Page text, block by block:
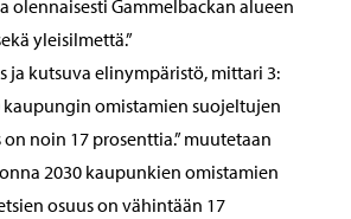
olennaisesti Gammelbackan alueen
yleisilmettä.”
ja kutsuva elinympäristö, mittari 3:
kaupungin omistamien suojeltujen
on noin 17 prosenttia.” muutetaan
2030 kaupunkien omistamien
osuus on vähintään 17